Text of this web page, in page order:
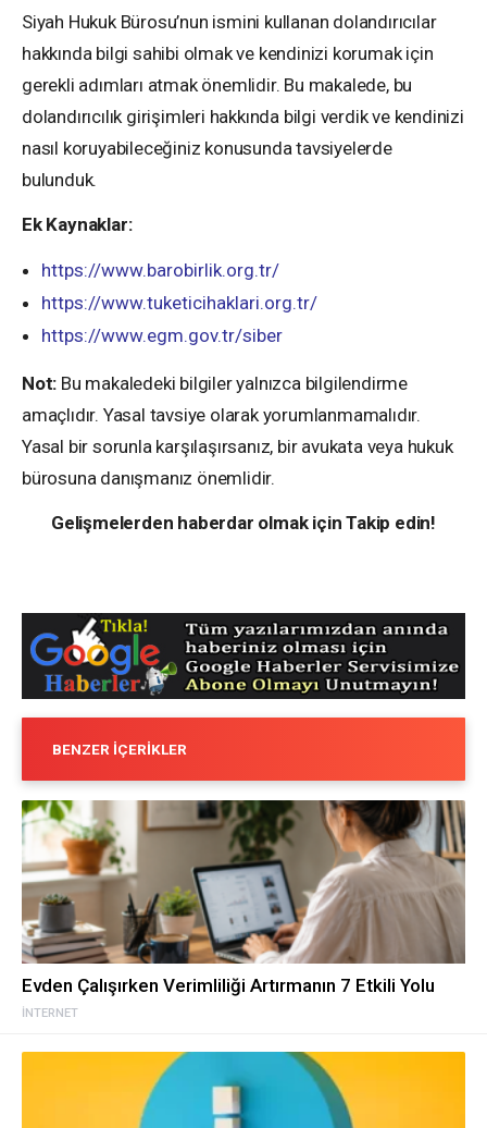
Siyah Hukuk Bürosu’nun ismini kullanan dolandırıcılar
hakkında bilgi sahibi olmak ve kendinizi korumak için
gerekli adımları atmak önemlidir. Bu makalede, bu
dolandırıcılık girişimleri hakkında bilgi verdik ve kendinizi
nasıl koruyabileceğiniz konusunda tavsiyelerde
bulunduk.
Ek Kaynaklar:
https://www.barobirlik.org.tr/
https://www.tuketicihaklari.org.tr/
https://www.egm.gov.tr/siber
Not: Bu makaledeki bilgiler yalnızca bilgilendirme
amaçlıdır. Yasal tavsiye olarak yorumlanmamalıdır.
Yasal bir sorunla karşılaşırsanız, bir avukata veya hukuk
bürosuna danışmanız önemlidir.
Gelişmelerden haberdar olmak için Takip edin!
BENZER İÇERIKLER
İNTERNET
Evden Çalışırken Verimliliği Artırmanın 7 Etkili Yolu